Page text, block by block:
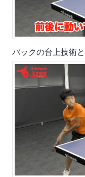
バックの台上技術